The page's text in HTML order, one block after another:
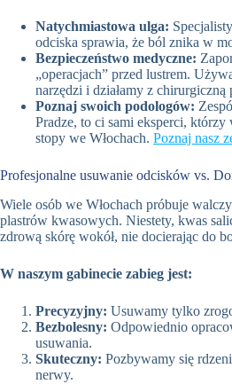
Natychmiastowa ulga:
odciska sprawia, że ból znika w
Bezpieczeństwo medyczne:
„operacjach” przed lustrem.
narzędzi i działamy z chirurgiczną
Poznaj swoich podologów:
Pradze, to ci sami eksperci,
stopy we Włochach. Poznaj nasz
Profesjonalne usuwanie odcisków vs.
Wiele osób we Włochach próbuje
plastrów kwasowych. Niestety, kwas
zdrową skórę wokół, nie docierając do
W naszym gabinecie zabieg jest:
Precyzyjny: Usuwamy tylko
Bezbolesny: Odpowiednio
usuwania.
Skuteczny: Pozbywamy się
nerwy.